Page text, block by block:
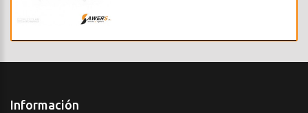
Información